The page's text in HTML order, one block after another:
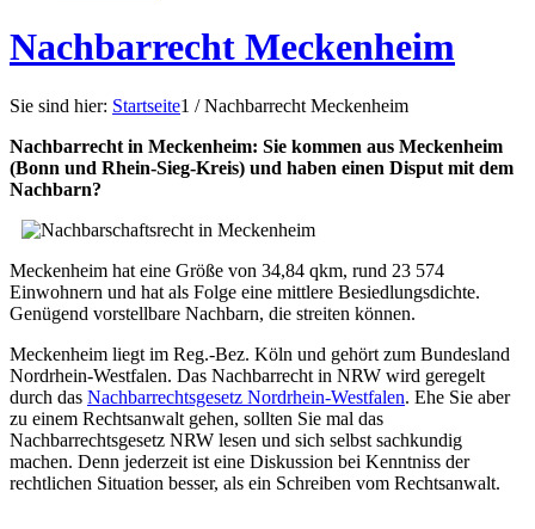
Nachbarrecht Meckenheim
Sie sind hier: Startseite1 / Nachbarrecht Meckenheim
Nachbarrecht in Meckenheim: Sie kommen aus Meckenheim
(Bonn und Rhein-Sieg-Kreis) und haben einen Disput mit dem
Nachbarn?
Meckenheim hat eine Größe von 34,84 qkm, rund 23 574
Einwohnern und hat als Folge eine mittlere Besiedlungsdichte.
Genügend vorstellbare Nachbarn, die streiten können.
Meckenheim liegt im Reg.-Bez. Köln und gehört zum Bundesland
Nordrhein-Westfalen. Das Nachbarrecht in NRW wird geregelt
durch das Nachbarrechtsgesetz Nordrhein-Westfalen. Ehe Sie aber
zu einem Rechtsanwalt gehen, sollten Sie mal das
Nachbarrechtsgesetz NRW lesen und sich selbst sachkundig
machen. Denn jederzeit ist eine Diskussion bei Kenntniss der
rechtlichen Situation besser, als ein Schreiben vom Rechtsanwalt.